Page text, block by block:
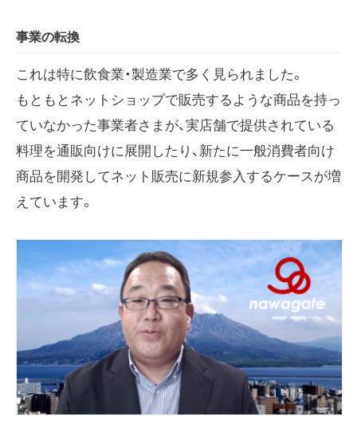
事業の転換
これは特に飲食業・製造業で多く見られました。
もともとネットショップで販売するような商品を持っ
ていなかった事業者さまが、実店舗で提供されている
料理を通販向けに展開したり、新たに一般消費者向け
商品を開発してネット販売に新規参入するケースが増
えています。